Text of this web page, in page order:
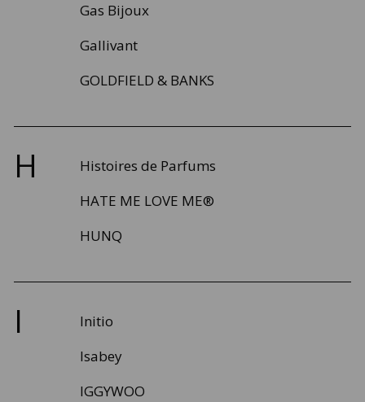
Gas Bijoux
Gallivant
GOLDFIELD & BANKS
H
Histoires de Parfums
HATE ME LOVE ME®
HUNQ
I
Initio
Isabey
IGGYWOO